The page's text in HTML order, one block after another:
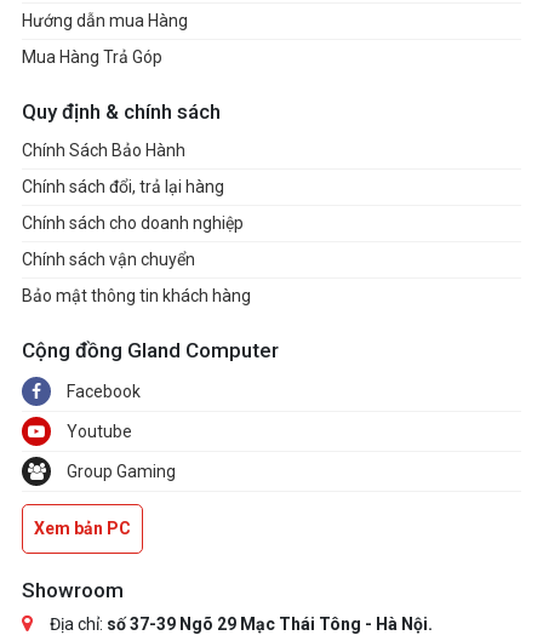
Hướng dẫn mua Hàng
Mua Hàng Trả Góp
Quy định & chính sách
Chính Sách Bảo Hành
Chính sách đổi, trả lại hàng
Chính sách cho doanh nghiệp
Chính sách vận chuyển
Bảo mật thông tin khách hàng
Cộng đồng Gland Computer
Facebook
Youtube
Group Gaming
Xem bản PC
Showroom
Địa chỉ: số 37-39 Ngõ 29 Mạc Thái Tông - Hà Nội.